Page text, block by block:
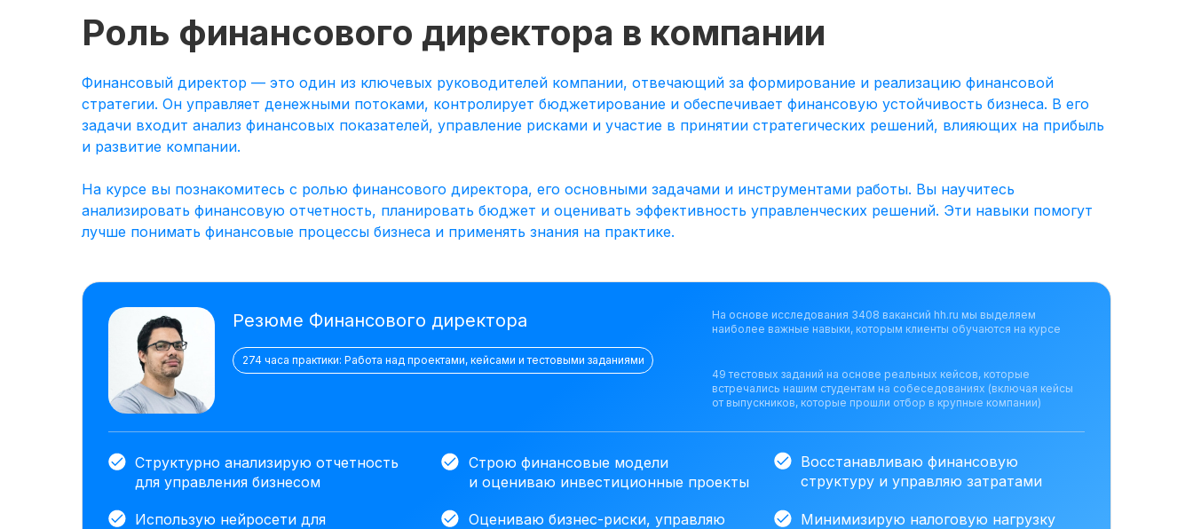
Роль финансового директора в компании
Финансовый директор — это один из ключевых руководителей компании, отвечающий за формирование и реализацию финансовой
стратегии. Он управляет денежными потоками, контролирует бюджетирование и обеспечивает финансовую устойчивость бизнеса. В его
задачи входит анализ финансовых показателей, управление рисками и участие в принятии стратегических решений, влияющих на прибыль
и развитие компании.
На курсе вы познакомитесь с ролью финансового директора, его основными задачами и инструментами работы. Вы научитесь
анализировать финансовую отчетность, планировать бюджет и оценивать эффективность управленческих решений. Эти навыки помогут
лучше понимать финансовые процессы бизнеса и применять знания на практике.
Мои навыки:
Использую нейросети для
Резюме Финансового директора
Восстанавливаю финансовую
структуру и управляю затратами
На основе исследования 3408 вакансий hh.ru мы выделяем
наиболее важные навыки, которым клиенты обучаются на курсе
49 тестовых заданий на основе реальных кейсов, которые
встречались нашим студентам на собеседованиях (включая кейсы
от выпускников, которые прошли отбор в крупные компании)
Структурно анализирую отчетность
для управления бизнесом
Минимизирую налоговую нагрузку
Оцениваю бизнес-риски, управляю
Строю финансовые модели
и оцениваю инвестиционные проекты
274 часа практики: Работа над проектами, кейсами и тестовыми заданиями